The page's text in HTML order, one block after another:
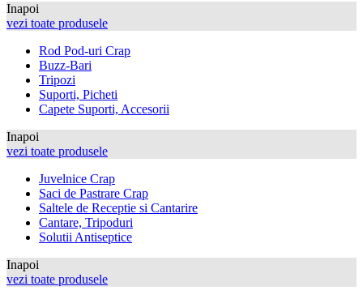
Inapoi
vezi toate produsele
Rod Pod-uri Crap
Buzz-Bari
Tripozi
Suporti, Picheti
Capete Suporti, Accesorii
Inapoi
vezi toate produsele
Juvelnice Crap
Saci de Pastrare Crap
Saltele de Receptie si Cantarire
Cantare, Tripoduri
Solutii Antiseptice
Inapoi
vezi toate produsele